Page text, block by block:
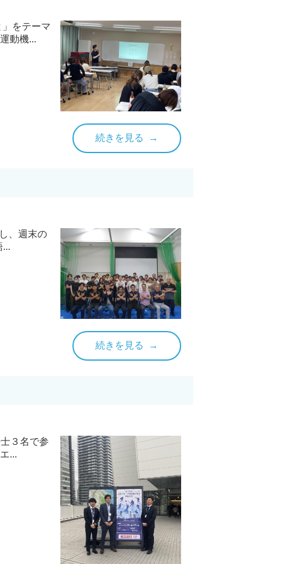
をテーマ
動機...
続きを見る
、週末の
続きを見る
３名で参
...